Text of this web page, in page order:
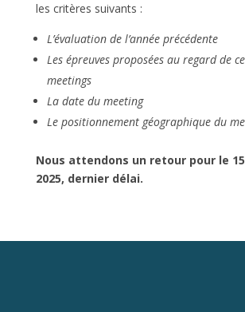
les critères suivants :
L’évaluation de l’année précédente
Les épreuves proposées au regard de
meetings
La date du meeting
Le positionnement géographique du
Nous attendons un retour pour le
2025, dernier délai.